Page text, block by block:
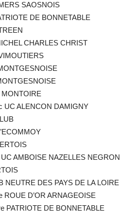
SAOSNOIS
DE BONNETABLE
CHARLES CHRIST
UC ALENCON DAMIGNY
AMBOISE NAZELLES NEGRON
NEUTRE DES PAYS DE LA LOIRE
ROUE D’OR ARNAGEOISE
PATRIOTE DE BONNETABLE